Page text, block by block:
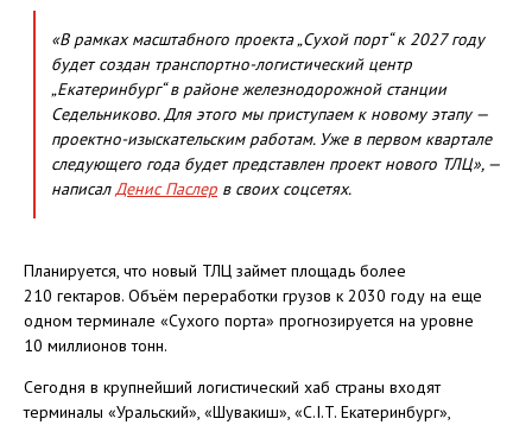
«В рамках масштабного проекта „Сухой порт“ к 2027 году
будет создан транспортно-логистический центр
„Екатеринбург“ в районе железнодорожной станции
Седельниково. Для этого мы приступаем к новому этапу —
проектно-изыскательским работам. Уже в первом квартале
следующего года будет представлен проект нового ТЛЦ», —
написалДенис Паслер в своих соцсетях.
Планируется, что новый ТЛЦ займет площадь более
210 гектаров. Объём переработки грузов к 2030 году на еще
одном терминале «Сухого порта» прогнозируется на уровне
10 миллионов тонн.
Сегодня в крупнейший логистический хаб страны входят
терминалы «Уральский», «Шувакиш», «C.I.T. Екатеринбург»,